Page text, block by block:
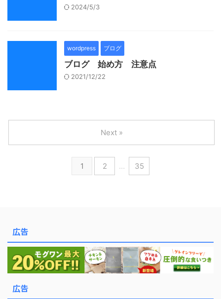
2024/5/3
wordpress ブログ
ブログ 始め方 注意点
2021/12/22
1 2 … 35
Next »
広告
広告